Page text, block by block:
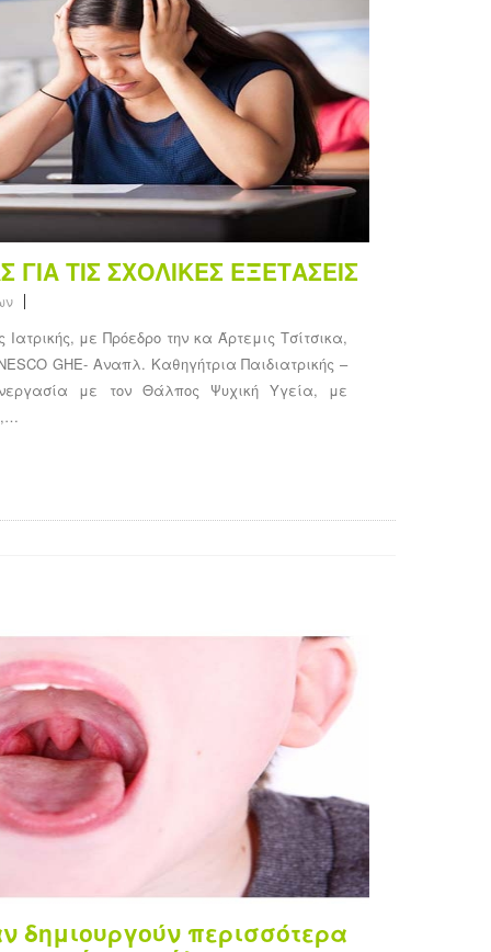
ΓΙΑ ΤΙΣ ΣΧΟΛΙΚΕΣ ΕΞΕΤΑΣΕΙΣ
με Πρόεδρο την κα Άρτεμις Τσίτσικα,
GHE- Αναπλ. Καθηγήτρια Παιδιατρικής –
με τον Θάλπος Ψυχική Υγεία, με
δημιουργούν περισσότερα